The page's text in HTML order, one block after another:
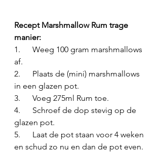
Recept Marshmallow Rum trage
manier:
1.      Weeg 100 gram marshmallows
af.
2.      Plaats de (mini) marshmallows
in een glazen pot.
3.      Voeg 275ml Rum toe.
4.      Schroef de dop stevig op de
glazen pot.
5.      Laat de pot staan voor 4 weken
en schud zo nu en dan de pot even.